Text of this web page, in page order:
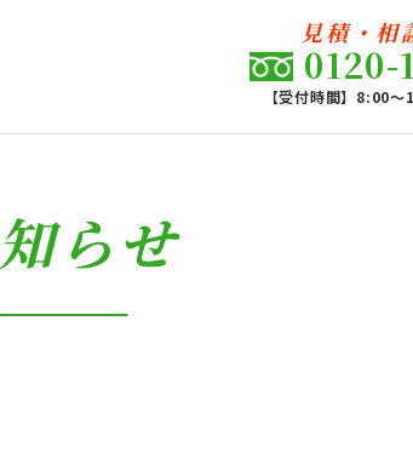
見積・相
0120-
【受付時間】8:00
らせ